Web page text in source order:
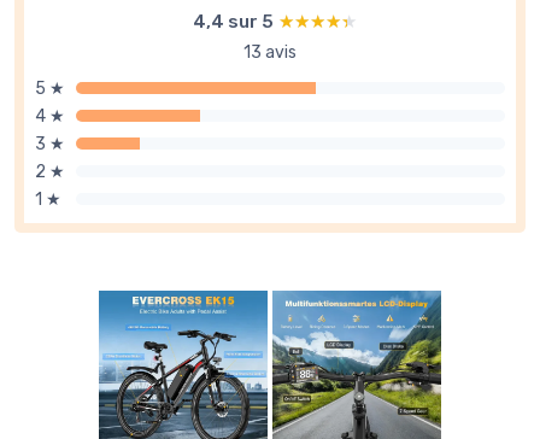
4,4 sur 5 ★★★★★
★★★★★
13 avis
5 ★
4 ★
3 ★
2 ★
1 ★